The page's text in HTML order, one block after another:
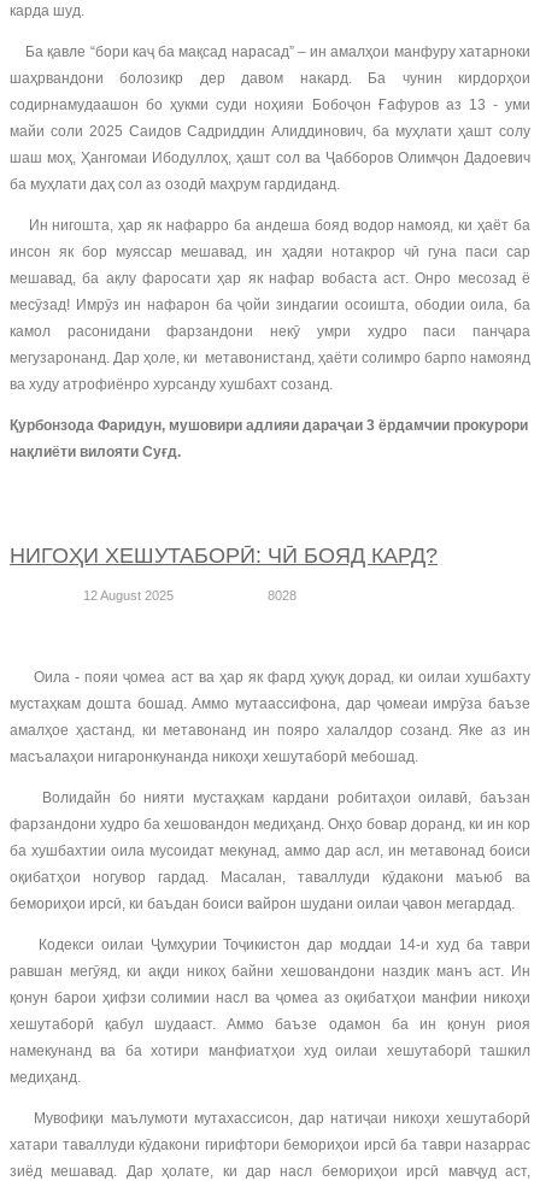
карда шуд.
Ба қавле “бори каҷ ба мақсад нарасад” – ин амалҳои манфуру хатарноки
шаҳрвандони болозикр дер давом накард. Ба чунин кирдорҳои
содирнамудаашон бо ҳукми суди ноҳияи Бобоҷон Ғафуров аз 13 - уми
майи соли 2025 Саидов Садриддин Алиддинович, ба муҳлати ҳашт солу
шаш моҳ, Ҳангомаи Ибодуллоҳ, ҳашт сол ва Ҷабборов Олимҷон Дадоевич
ба муҳлати даҳ сол аз озодӣ маҳрум гардиданд.
Ин нигошта, ҳар як нафарро ба андеша бояд водор намояд, ки ҳаёт ба
инсон як бор муяссар мешавад, ин ҳадяи нотакрор чӣ гуна паси сар
мешавад, ба ақлу фаросати ҳар як нафар вобаста аст. Онро месозад ё
месӯзад! Имрӯз ин нафарон ба ҷойи зиндагии осоишта, ободии оила, ба
камол расонидани фарзандони некӯ умри худро паси панҷара
мегузаронанд. Дар ҳоле, ки метавонистанд, ҳаёти солимро барпо намоянд
ва худу атрофиёнро хурсанду хушбахт созанд.
Қурбонзода Фаридун, мушовири адлияи дараҷаи 3 ёрдамчии прокурори
нақлиёти вилояти Суғд.
НИГОҲИ ХЕШУТАБОРӢ: ЧӢ БОЯД КАРД?
12 August 2025 8028
Оила - пояи ҷомеа аст ва ҳар як фард ҳуқуқ дорад, ки оилаи хушбахту
мустаҳкам дошта бошад. Аммо мутаассифона, дар ҷомеаи имрӯза баъзе
амалҳое ҳастанд, ки метавонанд ин пояро халалдор созанд. Яке аз ин
масъалаҳои нигаронкунанда никоҳи хешутаборӣ мебошад.
Волидайн бо нияти мустаҳкам кардани робитаҳои оилавӣ, баъзан
фарзандони худро ба хешовандон медиҳанд. Онҳо бовар доранд, ки ин кор
ба хушбахтии оила мусоидат мекунад, аммо дар асл, ин метавонад боиси
оқибатҳои ногувор гардад. Масалан, таваллуди кӯдакони маъюб ва
бемориҳои ирсӣ, ки баъдан боиси вайрон шудани оилаи ҷавон мегардад.
Кодекси оилаи Ҷумҳурии Тоҷикистон дар моддаи 14-и худ ба таври
равшан мегӯяд, ки ақди никоҳ байни хешовандони наздик манъ аст. Ин
қонун барои ҳифзи солимии насл ва ҷомеа аз оқибатҳои манфии никоҳи
хешутаборӣ қабул шудааст. Аммо баъзе одамон ба ин қонун риоя
намекунанд ва ба хотири манфиатҳои худ оилаи хешутаборӣ ташкил
медиҳанд.
Мувофиқи маълумоти мутахассисон, дар натиҷаи никоҳи хешутаборӣ
хатари таваллуди кӯдакони гирифтори бемориҳои ирсӣ ба таври назаррас
зиёд мешавад. Дар ҳолате, ки дар насл бемориҳои ирсӣ мавҷуд аст,